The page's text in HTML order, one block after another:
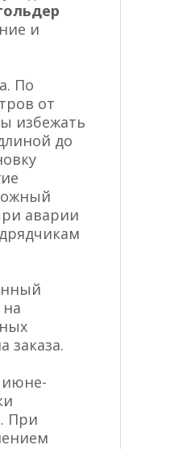
и
По
от
избежать
до
аварии
заказа.
июне-
При